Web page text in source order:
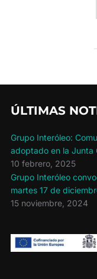
ÚLTIMAS
Grupo Interóleo:
adoptado en la Junta
10 febrero, 2025
Grupo Interóleo
martes 17 de
15 noviembre, 2024